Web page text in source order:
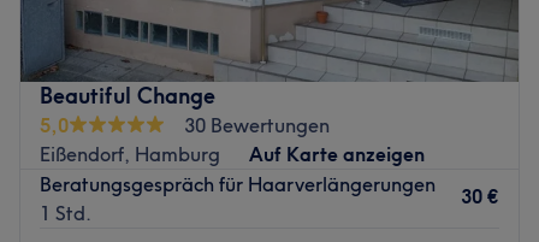
Beautiful Change
5,0
30 Bewertungen
Eißendorf, Hamburg
Auf Karte anzeigen
Beratungsgespräch für Haarverlängerungen
1 Std.
30 €